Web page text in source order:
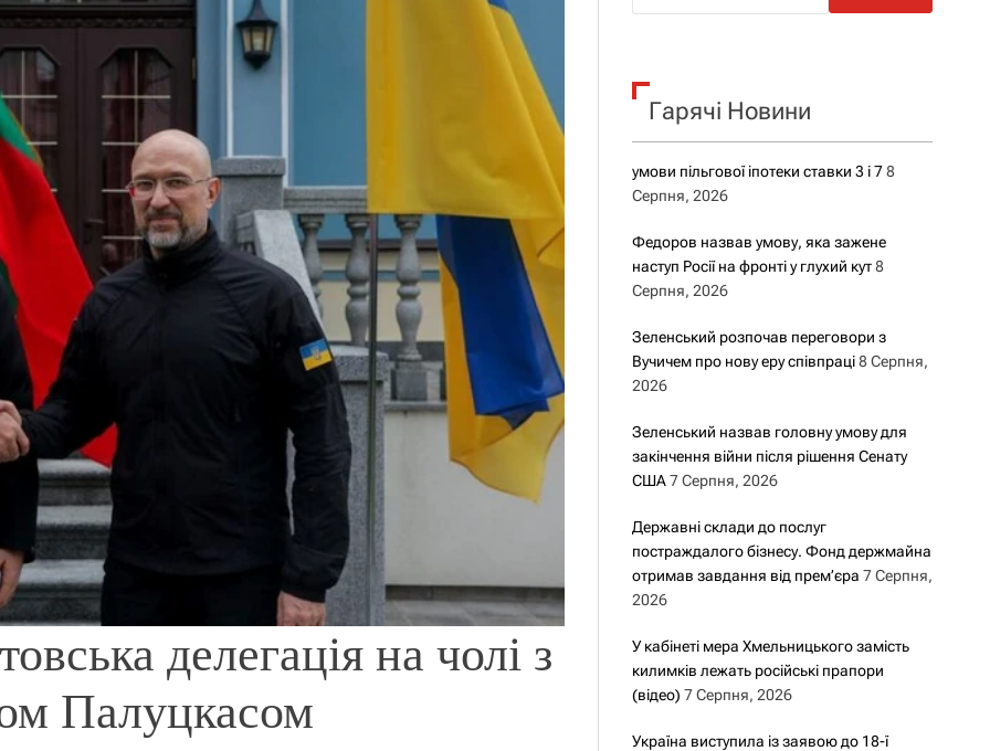
г
у
делегація на чолі з
Палуцкасом
к
Гарячі Новини
умови пільгової іпотеки ставки 3 і 7 8
Серпня, 2026
Федоров назвав умову, яка зажене
наступ Росії на фронті у глухий кут 8
Серпня, 2026
Зеленський розпочав переговори з
Вучичем про нову еру співпраці 8 Серпня,
2026
Зеленський назвав головну умову для
закінчення війни після рішення Сенату
США 7 Серпня, 2026
Державні склади до послуг
постраждалого бізнесу. Фонд держмайна
отримав завдання від прем’єра 7 Серпня,
2026
У кабінеті мера Хмельницького замість
килимків лежать російські прапори
(відео) 7 Серпня, 2026
Україна виступила із заявою до 18-ї